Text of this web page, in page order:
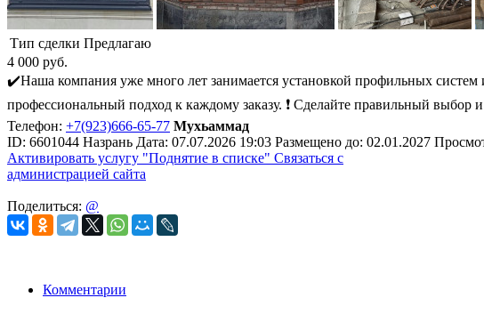
Тип сделки Предлагаю
4 000 руб.
✔️Наша компания уже много лет занимается установкой профильных
профессиональный подход к каждому заказу. ❗️ Сделайте правильный выбор
Телефон: +7(923)666-65-77 Мухьаммад
ID: 6601044 Назрань Дата: 07.07.2026 19:03 Размещено до: 02.01.2027
Активировать услугу "Поднятие в списке" Связаться с
администрацией сайта
Поделиться: @
Комментарии